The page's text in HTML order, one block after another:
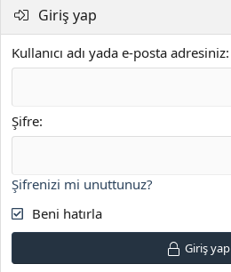
Giriş yap
Kullanıcı adı yada e-posta adresiniz
Şifre
Şifrenizi mi unuttunuz?
Beni hatırla
Giriş yap